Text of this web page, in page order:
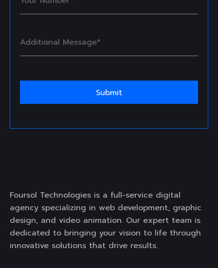
Foursol Technologies is a full-service digital
agency specializing in web development, graphic
design, and video animation. Our expert team is
dedicated to bringing your vision to life through
innovative solutions that drive results.